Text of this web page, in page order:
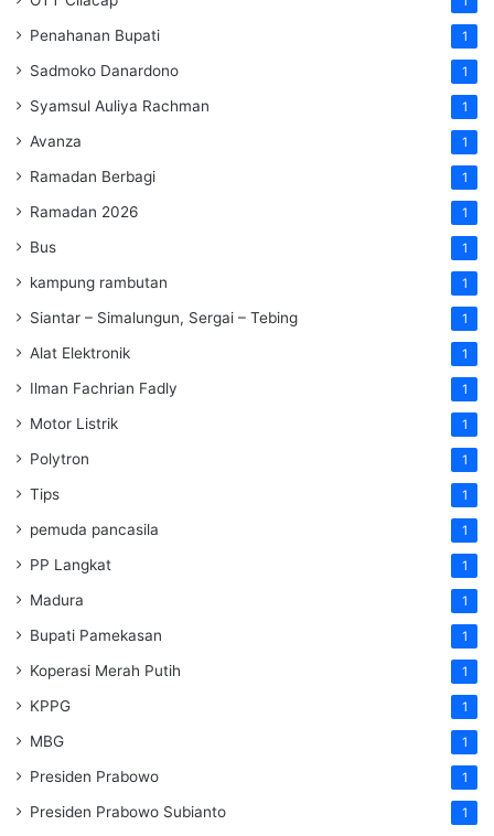
Penahanan Bupati 1
Sadmoko Danardono 1
Syamsul Auliya Rachman 1
Avanza 1
Ramadan Berbagi 1
Ramadan 2026 1
Bus 1
kampung rambutan 1
Siantar – Simalungun, Sergai – Tebing 1
Alat Elektronik 1
Ilman Fachrian Fadly 1
Motor Listrik 1
Polytron 1
Tips 1
pemuda pancasila 1
PP Langkat 1
Madura 1
Bupati Pamekasan 1
Koperasi Merah Putih 1
KPPG 1
MBG 1
Presiden Prabowo 1
Presiden Prabowo Subianto 1